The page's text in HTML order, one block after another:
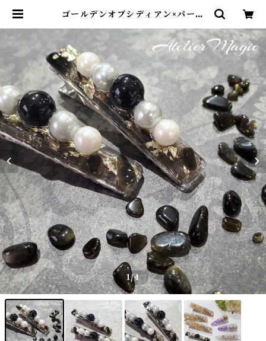
ゴールデンオブシディアン×パール
1/4